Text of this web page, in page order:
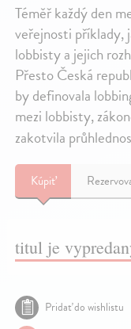
Téměř každý den
veřejnosti příklady,
lobbisty a jejich
Přesto Česká
by definovala
mezi lobbisty,
zakotvila
Kúpiť
titul je
Pridať do wishlistu